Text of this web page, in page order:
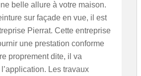
belle allure à votre maison.
sur façade en vue, il est
Pierrat. Cette entreprise
une prestation conforme
proprement dite, il va
Les travaux